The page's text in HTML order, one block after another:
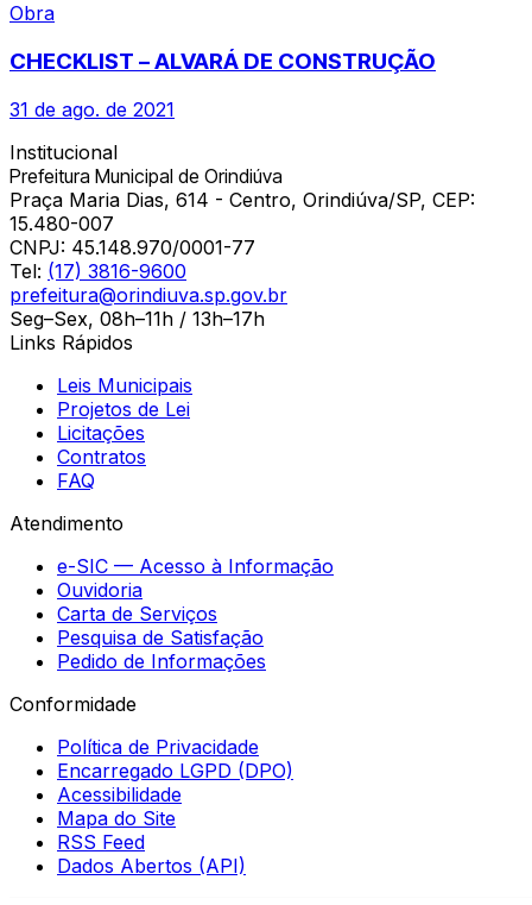
Obra
CHECKLIST – ALVARÁ DE CONSTRUÇÃO
31 de ago. de 2021
Institucional
Prefeitura Municipal de Orindiúva
Praça Maria Dias, 614 - Centro, Orindiúva/SP, CEP:
15.480-007
CNPJ: 45.148.970/0001-77
Tel: (17) 3816-9600
prefeitura@orindiuva.sp.gov.br
Seg–Sex, 08h–11h / 13h–17h
Links Rápidos
Leis Municipais
Projetos de Lei
Licitações
Contratos
FAQ
Atendimento
e-SIC — Acesso à Informação
Ouvidoria
Carta de Serviços
Pesquisa de Satisfação
Pedido de Informações
Conformidade
Política de Privacidade
Encarregado LGPD (DPO)
Acessibilidade
Mapa do Site
RSS Feed
Dados Abertos (API)